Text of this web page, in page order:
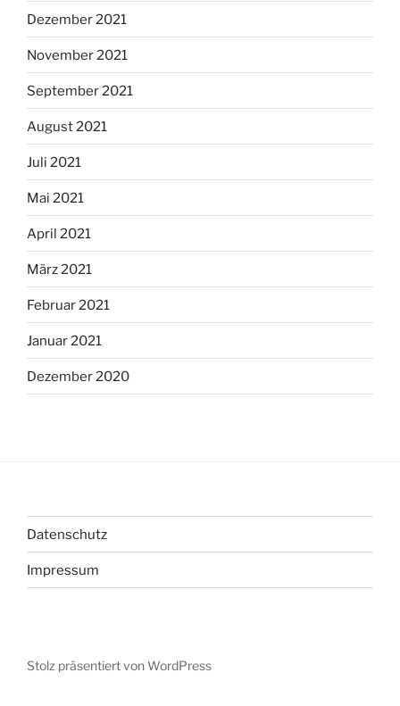
Dezember 2021
November 2021
September 2021
August 2021
Juli 2021
Mai 2021
April 2021
März 2021
Februar 2021
Januar 2021
Dezember 2020
Datenschutz
Impressum
Stolz präsentiert von WordPress